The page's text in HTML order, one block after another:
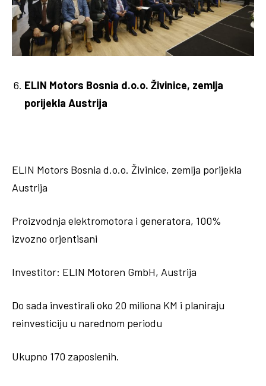
ELIN Motors Bosnia d.o.o. Živinice, zemlja
porijekla Austrija
ELIN Motors Bosnia d.o.o. Živinice, zemlja porijekla
Austrija
Proizvodnja elektromotora i generatora, 100%
izvozno orjentisani
Investitor: ELIN Motoren GmbH, Austrija
Do sada investirali oko 20 miliona KM i planiraju
reinvesticiju u narednom periodu
Ukupno 170 zaposlenih.